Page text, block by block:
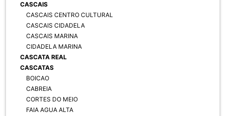
CASCAIS
CASCAIS CENTRO CULTURAL
CASCAIS CIDADELA
CASCAIS MARINA
CIDADELA MARINA
CASCATA REAL
CASCATAS
BOICAO
CABREIA
CORTES DO MEIO
FAIA AGUA ALTA